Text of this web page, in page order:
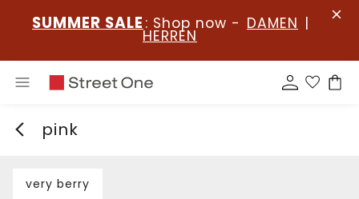
SUMMER SALE : Shop now - DAMEN |
HERREN
pink
very berry